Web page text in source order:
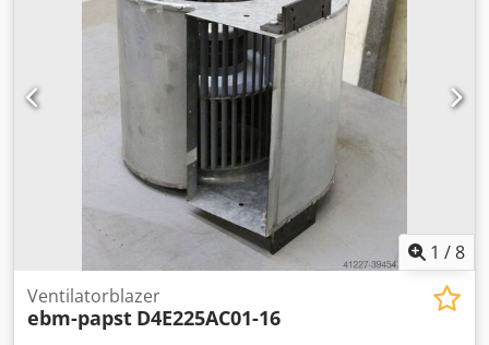
1 /8
Ventilatorblazer
ebm-papst D4E225AC01-16